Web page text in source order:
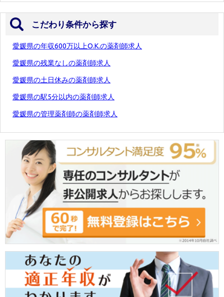
こだわり条件から探す
愛媛県の年収600万以上O.K.の薬剤師求人
愛媛県の残業なしの薬剤師求人
愛媛県の土日休みの薬剤師求人
愛媛県の駅5分以内の薬剤師求人
愛媛県の管理薬剤師の薬剤師求人